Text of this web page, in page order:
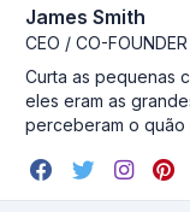
James Smith
CEO / CO-FOUNDER
Curta as pequenas
eles eram as
perceberam o quão